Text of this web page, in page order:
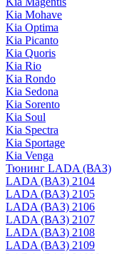
Kia Mohave
Kia Optima
Kia Picanto
Kia Quoris
Kia Rio
Kia Rondo
Kia Sedona
Kia Sorento
Kia Soul
Kia Spectra
Kia Sportage
Kia Venga
Тюнинг LADA (ВАЗ)
LADA (ВАЗ) 2104
LADA (ВАЗ) 2105
LADA (ВАЗ) 2106
LADA (ВАЗ) 2107
LADA (ВАЗ) 2108
LADA (ВАЗ) 2109